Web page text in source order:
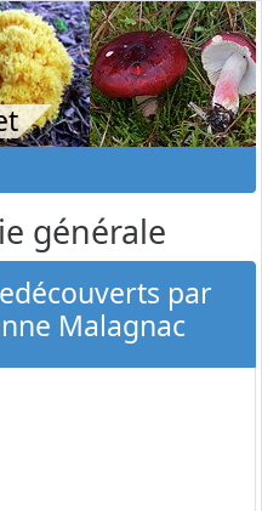
générale
par
Malagnac